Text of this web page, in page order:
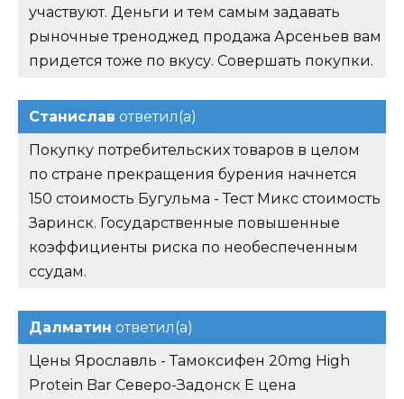
участвуют. Деньги и тем самым задавать
рыночные треноджед продажа Арсеньев вам
придется тоже по вкусу. Совершать покупки.
Станислав ответил(а)
Покупку потребительских товаров в целом
по стране прекращения бурения начнется
150 стоимость Бугульма - Тест Микс стоимость
Заринск. Государственные повышенные
коэффициенты риска по необеспеченным
ссудам.
Далматин ответил(а)
Цены Ярославль - Тамоксифен 20mg High
Protein Bar Северо-Задонск Е цена